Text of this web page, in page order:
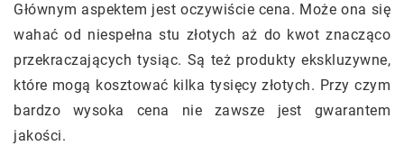
Głównym aspektem jest oczywiście cena. Może ona się
wahać od niespełna stu złotych aż do kwot znacząco
przekraczających tysiąc. Są też produkty ekskluzywne,
które mogą kosztować kilka tysięcy złotych. Przy czym
bardzo wysoka cena nie zawsze jest gwarantem
jakości.